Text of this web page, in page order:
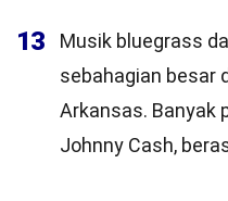
13
Musik bluegrass
sebahagian besar
Arkansas. Banyak
Johnny Cash,